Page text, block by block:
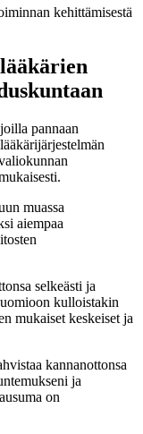
kehittämisestä
pannaan
muassa
aiempaa
selkeästi ja
kulloistakin
mukaiset keskeiset ja
kannanottonsa
ja
on